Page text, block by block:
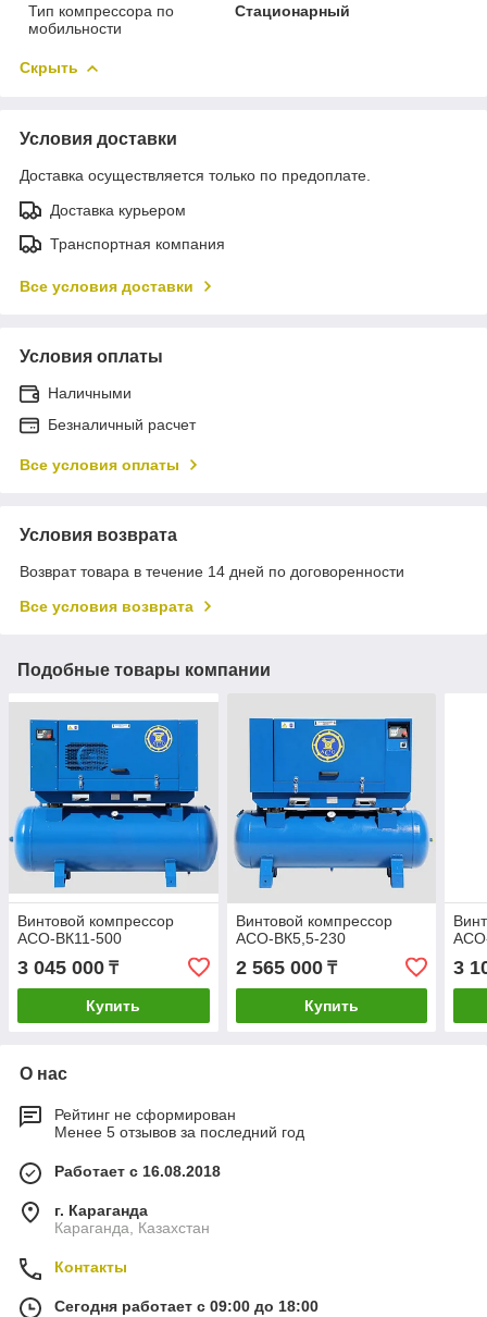
Тип компрессора по
мобильности
Стационарный
Скрыть
Условия доставки
Доставка осуществляется только по предоплате.
Доставка курьером
Транспортная компания
Все условия доставки
Условия оплаты
Наличными
Безналичный расчет
Все условия оплаты
Условия возврата
Возврат товара в течение 14 дней по договоренности
Все условия возврата
Подобные товары компании
Винтовой компрессор
АСО-ВК11-500
3 045 000 ₸
Купить
Винтовой компрессор
АСО-ВК5,5-230
2 565 000₸
Купить
3
О нас
Рейтинг не сформирован
Менее 5 отзывов за последний год
Работает с 16.08.2018
г. Караганда
Караганда, Казахстан
Контакты
Сегодня работает с 09:00 до 18:00